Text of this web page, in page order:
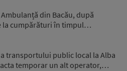
din Bacău, după
la cumpărături în timpul…
transportului public local la Alba
temporar un alt operator,…